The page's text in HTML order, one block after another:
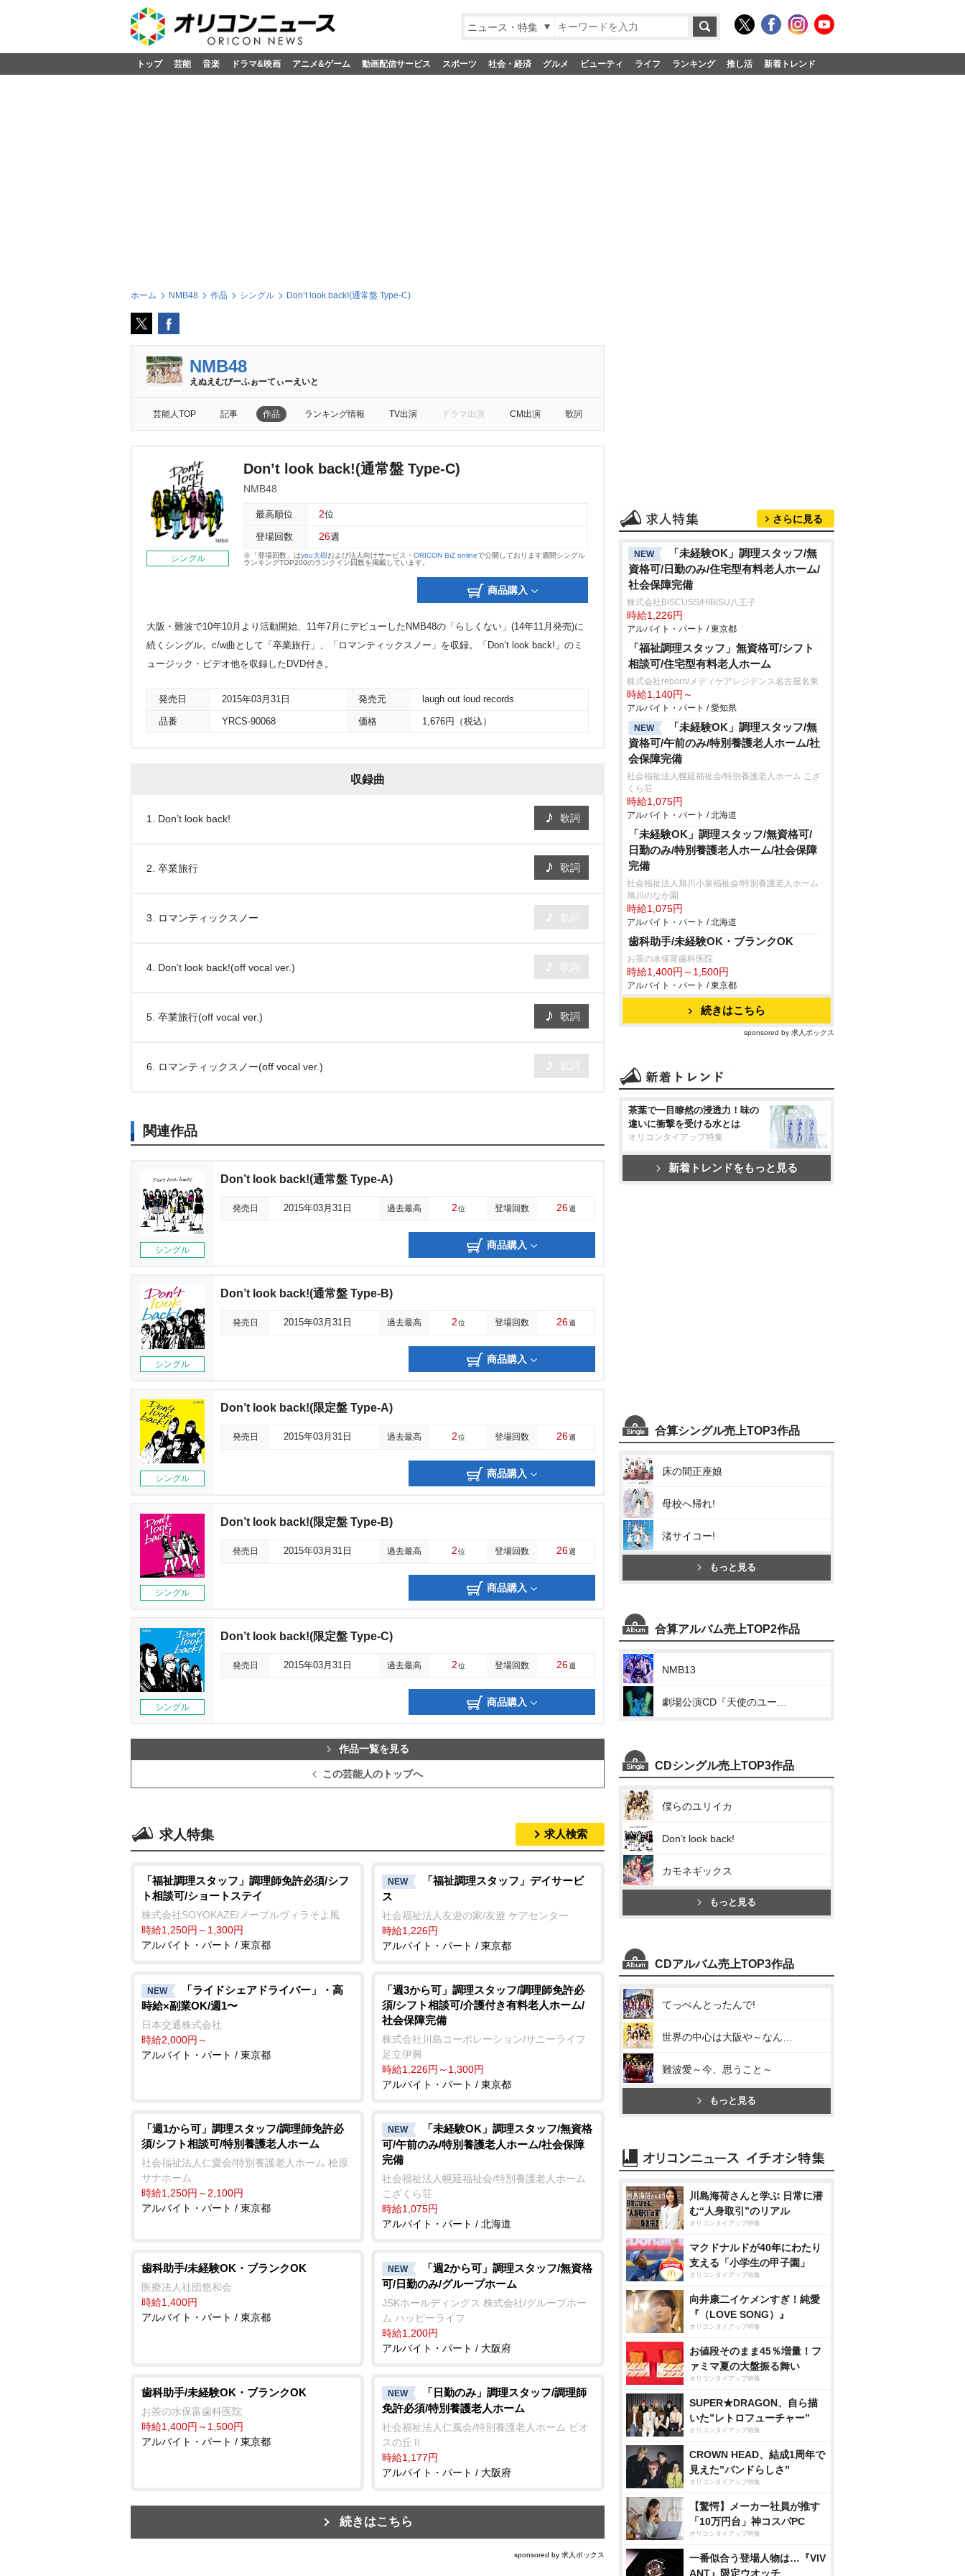
ニュース・特集
トップ 芸能 音楽 ドラマ&映画 アニメ&ゲーム 動画配信サービス スポーツ 社会・経済 グルメ ビューティ ライフ ランキング 推し活 新着トレンド
ホーム NMB48 作品 シングル Don’t look back!(通常盤 Type-C)
NMB48
えぬえむびーふぉーてぃーえいと
芸能人TOP 記事 作品 ランキング情報 TV出演 ドラマ出演 CM出演 歌詞
シングル
Don’t look back!(通常盤 Type-C)
NMB48
最高順位 2位
登場回数 26週
※「登場回数」はyou大樹および法人向けサービス・ ORICON BiZ onlineで公開しております週間シングル
ランキングTOP200のランクイン回数を掲載しています。
商品購入
大阪・難波で10年10月より活動開始、11年7月にデビューしたNMB48の「らしくない」(14年11月発売)に
続くシングル。c/w曲として「卒業旅行」、「ロマンティックスノー」を収録。「Don’t look back!」のミ
ュージック・ビデオ他を収録したDVD付き。
発売日 2015年03月31日 発売元 laugh out loud records
品番 YRCS-90068 価格 1,676円（税込）
収録曲
1. Don’t look back! 歌詞
2. 卒業旅行 歌詞
3. ロマンティックスノー
4. Don’t look back!(off vocal ver.)
5. 卒業旅行(off vocal ver.) 歌詞
6. ロマンティックスノー(off vocal ver.)
関連作品
シングル
Don’t look back!(通常盤 Type-A)
発売日 2015年03月31日 過去最高 2位 登場回数 26週
商品購入
シングル
Don’t look back!(通常盤 Type-B)
発売日 2015年03月31日 過去最高 2位 登場回数 26週
商品購入
シングル
Don’t look back!(限定盤 Type-A)
発売日 2015年03月31日 過去最高 2位 登場回数 26週
商品購入
シングル
Don’t look back!(限定盤 Type-B)
発売日 2015年03月31日 過去最高 2位 登場回数 26週
商品購入
シングル
Don’t look back!(限定盤 Type-C)
発売日 2015年03月31日 過去最高 2位 登場回数 26週
商品購入
作品一覧を見る
この芸能人のトップへ
求人特集 求人検索
「福祉調理スタッフ」調理師免許必須/シフ
ト相談可/ショートステイ
株式会社SOYOKAZE/メープルヴィラそよ風
時給1,250円～1,300円
アルバイト・パート / 東京都
NEW
「福祉調理スタッフ」デイサービ
ス
社会福祉法人友遊の家/友遊 ケアセンター
時給1,226円
アルバイト・パート / 東京都
NEW
「ライドシェアドライバー」・高
時給×副業OK/週1〜
日本交通株式会社
時給2,000円～
アルバイト・パート / 東京都
「週3から可」調理スタッフ/調理師免許必
須/シフト相談可/介護付き有料老人ホーム/
社会保障完備
株式会社川島コーポレーション/サニーライフ
足立伊興
時給1,226円～1,300円
アルバイト・パート / 東京都
「週1から可」調理スタッフ/調理師免許必
須/シフト相談可/特別養護老人ホーム
社会福祉法人仁愛会/特別養護老人ホーム 桧原
サナホーム
時給1,250円～2,100円
アルバイト・パート / 東京都
NEW
「未経験OK」調理スタッフ/無資格
可/午前のみ/特別養護老人ホーム/社会保障
完備
社会福祉法人幌延福祉会/特別養護老人ホーム
こざくら荘
時給1,075円
アルバイト・パート / 北海道
歯科助手/未経験OK・ブランクOK
医療法人社団悠和会
時給1,400円
アルバイト・パート / 東京都
NEW
「週2から可」調理スタッフ/無資格
可/日勤のみ/グループホーム
JSKホールディングス 株式会社/グループホー
ム ハッピーライフ
時給1,200円
アルバイト・パート / 大阪府
歯科助手/未経験OK・ブランクOK
お茶の水保富歯科医院
時給1,400円～1,500円
アルバイト・パート / 東京都
NEW
「日勤のみ」調理スタッフ/調理師
免許必須/特別養護老人ホーム
社会福祉法人仁風会/特別養護老人ホーム ビオ
スの丘Ⅱ
時給1,177円
アルバイト・パート / 大阪府
続きはこちら
sponsored by 求人ボックス
さらに見る
NEW
「未経験OK」調理スタッフ/無
資格可/日勤のみ/住宅型有料老人ホーム/
社会保障完備
株式会社BISCUSS/HIBISU八王子
時給1,226円
アルバイト・パート / 東京都
「福祉調理スタッフ」無資格可/シフト
相談可/住宅型有料老人ホーム
株式会社reborn/メディケアレジデンス名古屋名東
時給1,140円～
アルバイト・パート / 愛知県
NEW
「未経験OK」調理スタッフ/無
資格可/午前のみ/特別養護老人ホーム/社
会保障完備
社会福祉法人幌延福祉会/特別養護老人ホーム こざ
くら荘
時給1,075円
アルバイト・パート / 北海道
「未経験OK」調理スタッフ/無資格可/
日勤のみ/特別養護老人ホーム/社会保障
完備
社会福祉法人旭川小泉福祉会/特別養護老人ホーム
旭川のなか園
時給1,075円
アルバイト・パート / 北海道
歯科助手/未経験OK・ブランクOK
お茶の水保富歯科医院
時給1,400円～1,500円
アルバイト・パート / 東京都
続きはこちら
sponsored by 求人ボックス
茶葉で一目瞭然の浸透力！味の
違いに衝撃を受ける水とは
オリコンタイアップ特集
新着トレンドをもっと見る
合算シングル売上TOP3作品
床の間正座娘
母校へ帰れ!
渚サイコー!
もっと見る
合算アルバム売上TOP2作品
NMB13
CDシングル売上TOP3作品
僕らのユリイカ
Don’t look back!
カモネギックス
もっと見る
CDアルバム売上TOP3作品
てっぺんとったんで!
難波愛～今、思うこと～
もっと見る
川島海荷さんと学ぶ 日常に潜
む“人身取引”のリアル
オリコンタイアップ特集
マクドナルドが40年にわたり
支える「小学生の甲子園」
オリコンタイアップ特集
向井康二イケメンすぎ！純愛
『（LOVE SONG）』
オリコンタイアップ特集
お値段そのまま45％増量！フ
ァミマ夏の大盤振る舞い
オリコンタイアップ特集
SUPER★DRAGON、自ら描
いた”レトロフューチャー”
オリコンタイアップ特集
CROWN HEAD、結成1周年で
見えた”バンドらしさ”
オリコンタイアップ特集
【驚愕】メーカー社員が推す
「10万円台」神コスパPC
オリコンタイアップ特集
一番似合う登場人物は…『VIV
ANT』限定ウオッチ